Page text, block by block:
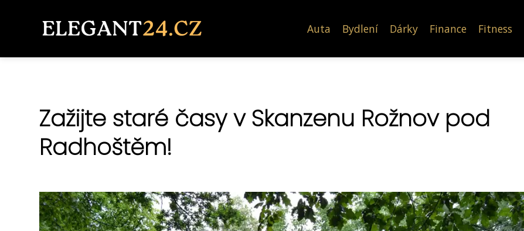
Auta Bydlení Dárky Finance Fitness
Zažijte staré časy v Skanzenu Rožnov pod
Radhoštěm!